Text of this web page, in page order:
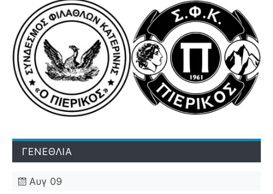
ΓΕΝΕΘΛΙΑ
Αυγ 09